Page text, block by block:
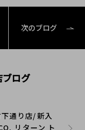
次のブログ
ログ
下通り店/新入
リターン ト